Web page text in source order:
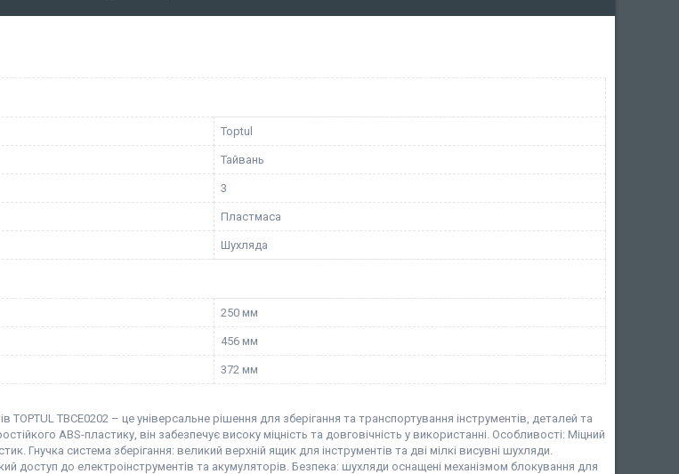
Toptul
Тайвань
3
Пластмаса
Шухляда
250 мм
456 мм
372 мм
TOPTUL TBCE0202 – це універсальне рішення для зберігання та транспортування інструментів, деталей та
ABS-пластику, він забезпечує високу міцність та довговічність у використанні. Особливості: Міцний
Гнучка система зберігання: великий верхній ящик для інструментів та дві мілкі висувні шухляди.
доступ до електроінструментів та акумуляторів. Безпека: шухляди оснащені механізмом блокування для